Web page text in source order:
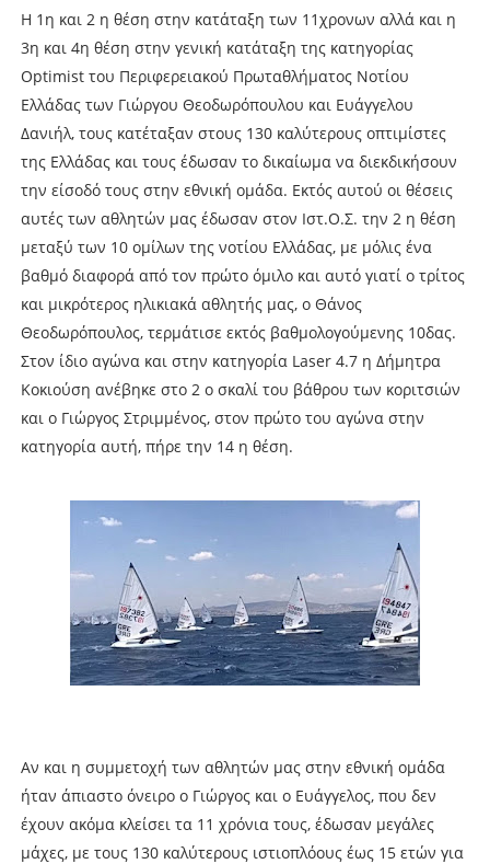
Η 1η και 2 η θέση στην κατάταξη των 11χρονων αλλά και η
3η και 4η θέση στην γενική κατάταξη της κατηγορίας
Optimist του Περιφερειακού Πρωταθλήματος Νοτίου
Ελλάδας των Γιώργου Θεοδωρόπουλου και Ευάγγελου
Δανιήλ, τους κατέταξαν στους 130 καλύτερους οπτιμίστες
της Ελλάδας και τους έδωσαν το δικαίωμα να διεκδικήσουν
την είσοδό τους στην εθνική ομάδα. Εκτός αυτού οι θέσεις
αυτές των αθλητών μας έδωσαν στον Ιστ.Ο.Σ. την 2 η θέση
μεταξύ των 10 ομίλων της νοτίου Ελλάδας, με μόλις ένα
βαθμό διαφορά από τον πρώτο όμιλο και αυτό γιατί ο τρίτος
και μικρότερος ηλικιακά αθλητής μας, ο Θάνος
Θεοδωρόπουλος, τερμάτισε εκτός βαθμολογούμενης 10δας.
Στον ίδιο αγώνα και στην κατηγορία Laser 4.7 η Δήμητρα
Κοκιούση ανέβηκε στο 2 ο σκαλί του βάθρου των κοριτσιών
και ο Γιώργος Στριμμένος, στον πρώτο του αγώνα στην
κατηγορία αυτή, πήρε την 14 η θέση.
Αν και η συμμετοχή των αθλητών μας στην εθνική ομάδα
ήταν άπιαστο όνειρο ο Γιώργος και ο Ευάγγελος, που δεν
έχουν ακόμα κλείσει τα 11 χρόνια τους, έδωσαν μεγάλες
μάχες, με τους 130 καλύτερους ιστιοπλόους έως 15 ετών για